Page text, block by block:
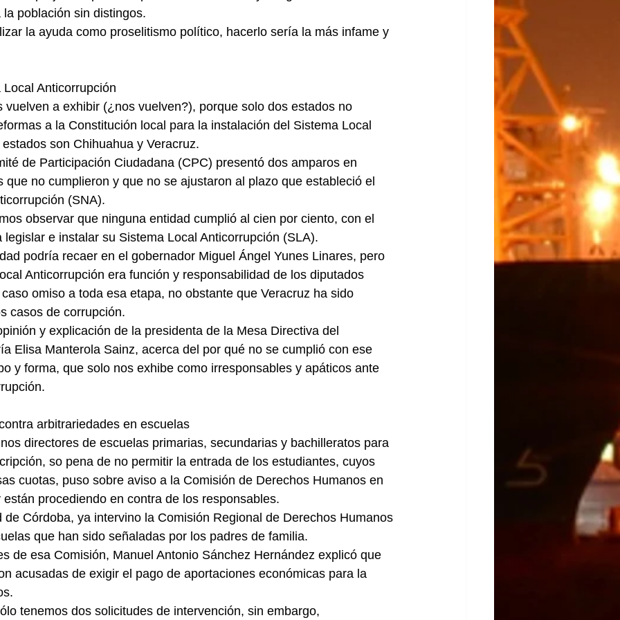
la población sin distingos.
la ayuda como proselitismo político, hacerlo sería la más infame y
Anticorrupción
vuelven a exhibir (¿nos vuelven?), porque solo dos estados no
a la Constitución local para la instalación del Sistema Local
son Chihuahua y Veracruz.
de Participación Ciudadana (CPC) presentó dos amparos en
que no cumplieron y que no se ajustaron al plazo que estableció el
(SNA).
observar que ninguna entidad cumplió al cien por ciento, con el
legislar e instalar su Sistema Local Anticorrupción (SLA).
podría recaer en el gobernador Miguel Ángel Yunes Linares, pero
Anticorrupción era función y responsabilidad de los diputados
omiso a toda esa etapa, no obstante que Veracruz ha sido
casos de corrupción.
y explicación de la presidenta de la Mesa Directiva del
Elisa Manterola Sainz, acerca del por qué no se cumplió con ese
y forma, que solo nos exhibe como irresponsables y apáticos ante
arbitrariedades en escuelas
directores de escuelas primarias, secundarias y bachilleratos para
so pena de no permitir la entrada de los estudiantes, cuyos
cuotas, puso sobre aviso a la Comisión de Derechos Humanos en
procediendo en contra de los responsables.
de Córdoba, ya intervino la Comisión Regional de Derechos Humanos
que han sido señaladas por los padres de familia.
de esa Comisión, Manuel Antonio Sánchez Hernández explicó que
acusadas de exigir el pago de aportaciones económicas para la
tenemos dos solicitudes de intervención, sin embargo,